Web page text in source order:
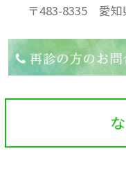
〒483-8335 愛知